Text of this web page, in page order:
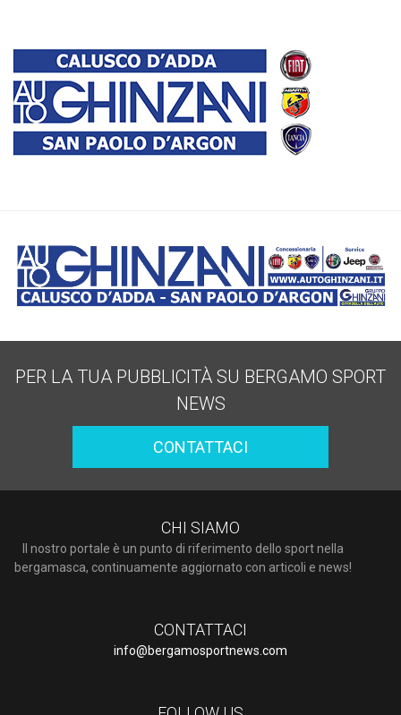
PER LA TUA PUBBLICITÀ SU BERGAMO SPORT
NEWS
CONTATTACI
CHI SIAMO
Il nostro portale è un punto di riferimento dello sport nella
bergamasca, continuamente aggiornato con articoli e news!
CONTATTACI
info@bergamosportnews.com